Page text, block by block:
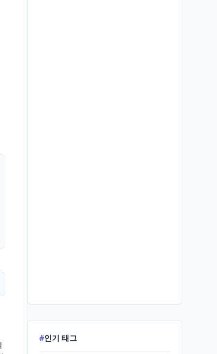
#인기 태그